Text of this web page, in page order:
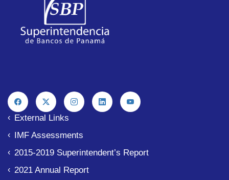
External Links
IMF Assessments
2015-2019 Superintendent’s Report
2021 Annual Report